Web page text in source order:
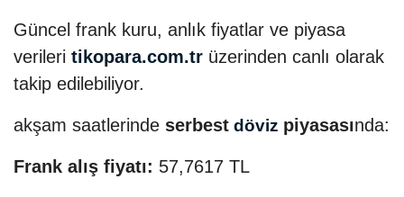
Güncel frank kuru, anlık fiyatlar ve piyasa
verileri tikopara.com.tr üzerinden canlı olarak
takip edilebiliyor.
akşam saatlerinde serbest döviz piyasasında:
Frank alış fiyatı: 57,7617 TL